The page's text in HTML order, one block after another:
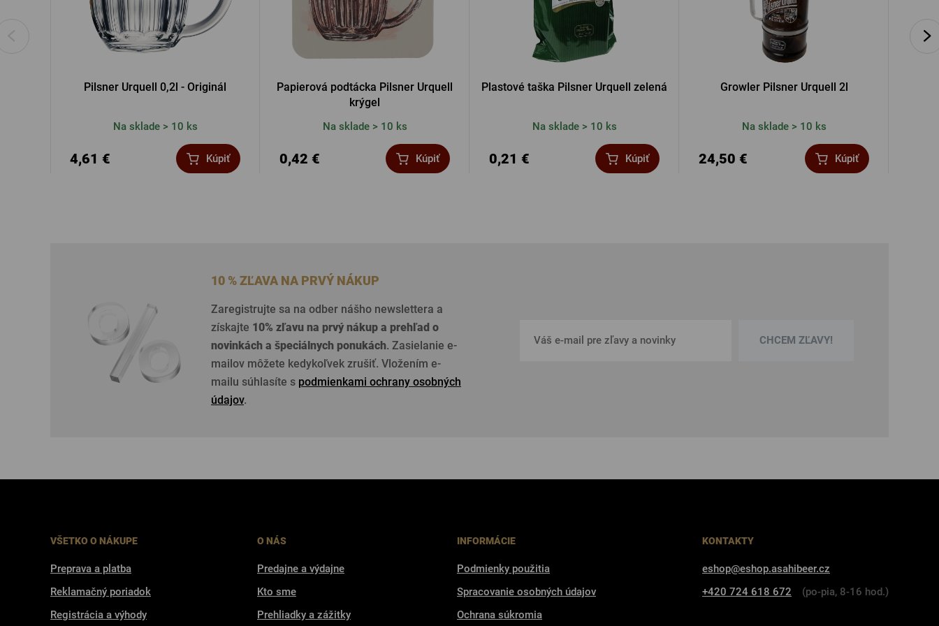
Pilsner Urquell 0,2l - Originál
Na sklade > 10 ks
4,61 € Kúpiť
Papierová podtácka Pilsner Urquell
krýgel
Na sklade > 10 ks
0,42 € Kúpiť
Plastové taška Pilsner Urquell zelená
Na sklade > 10 ks
0,21 € Kúpiť
Growler Pilsner Urquell 2l
Na sklade > 10 ks
24,50 € Kúpiť
10 % ZĽAVA NA PRVÝ NÁKUP
Zaregistrujte sa na odber nášho newslettera a
získajte 10% zľavu na prvý nákup a prehľad o
novinkách a špeciálnych ponukách. Zasielanie e-
mailov môžete kedykoľvek zrušiť. Vložením e-
mailu súhlasíte s podmienkami ochrany osobných
údajov.
CHCEM ZĽAVY!
VŠETKO O NÁKUPE
Preprava a platba
Reklamačný poriadok
Registrácia a výhody
O NÁS
Predajne a výdajne
Kto sme
Prehliadky a zážitky
INFORMÁCIE
Podmienky použitia
Spracovanie osobných údajov
Ochrana súkromia
KONTAKTY
eshop@eshop.asahibeer.cz
+420 724 618 672
(po-pia, 8-16 hod.)